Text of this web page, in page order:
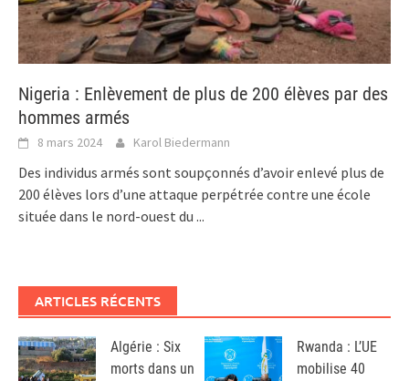
Nigeria : Enlèvement de plus de 200 élèves par des
hommes armés
8 mars 2024 Karol Biedermann
Des individus armés sont soupçonnés d’avoir enlevé plus de
200 élèves lors d’une attaque perpétrée contre une école
située dans le nord-ouest du ...
ARTICLES RÉCENTS
Algérie : Six
morts dans un
Rwanda : L’UE
mobilise 40